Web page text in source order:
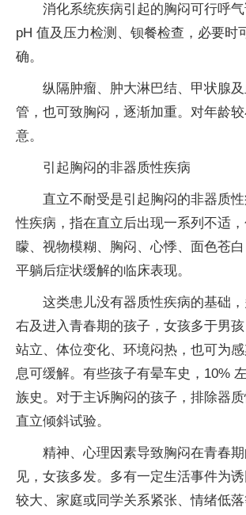
消化系统疾病引起的胸闷可行呼
pH 值及压力检测、钡餐检查，必要时
确。
纵隔肿瘤、肿大淋巴结、甲状腺
管，也可致胸闷，逐渐加重。对年龄
意。
引起胸闷的非器质性疾病
直立不耐受是引起胸闷的非器质
性疾病，指在直立后出现一系列不适
矇、视物模糊、胸闷、心悸、面色苍
平躺后症状缓解的临床表现。
这类患儿没有器质性疾病的基础
右及进入青春期的孩子，女孩多于男
站立、体位变化、环境闷热，也可为
息可缓解。有些孩子有晕车史，10%
族史。对于主诉胸闷的孩子，排除器
直立倾斜试验。
精神、心理因素导致胸闷在青春
见，女孩多发。多有一定生活事件为
较大、家庭或同学关系紧张、情绪低